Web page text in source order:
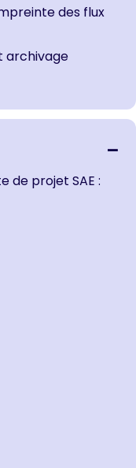
des flux
archivage
de projet SAE :